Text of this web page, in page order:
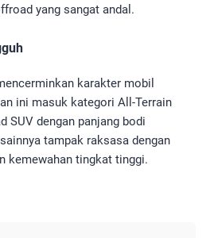
yang sangat andal.
karakter mobil
ini masuk kategori All-Terrain
SUV dengan panjang bodi
tampak raksasa dengan
kemewahan tingkat tinggi.